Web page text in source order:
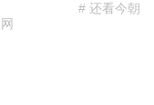
# 还看今朝